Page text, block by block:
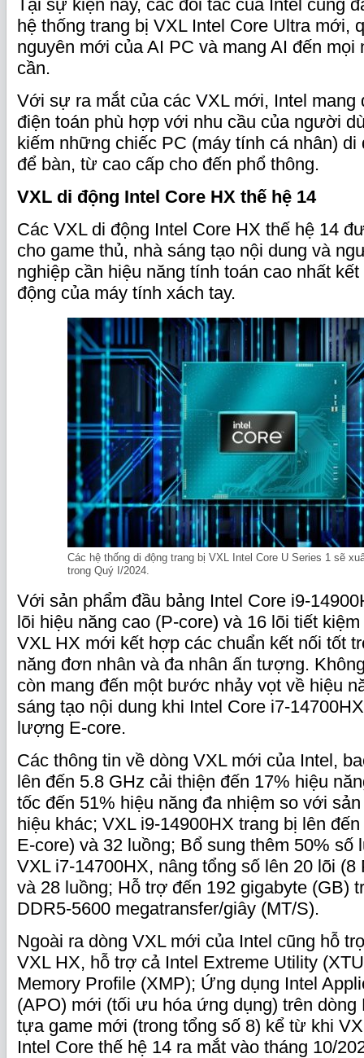
Tại sự kiện này, các đối tác của Intel cũng
hệ thống trang bị VXL Intel Core Ultra mới,
nguyên mới của AI PC và mang AI đến
cần.
Với sự ra mắt của các VXL mới, Intel mang
điện toán phù hợp với nhu cầu của người
kiếm những chiếc PC (máy tính cá nhân) di
để bàn, từ cao cấp cho đến phổ thông.
VXL di động Intel Core HX thế hệ 14
Các VXL di động Intel Core HX thế hệ 14
cho game thủ, nhà sáng tạo nội dung và
nghiệp cần hiệu năng tính toán cao nhất
động của máy tính xách tay.
Các hệ thống di động trang bị VXL Intel Core U Series 1 sẽ
trong Quý I/2024.
Với sản phẩm đầu bảng Intel Core i9-
lõi hiệu năng cao (P-core) và 16 lõi tiết
VXL HX mới kết hợp các chuẩn kết nối tốt
năng đơn nhân và đa nhân ấn tượng.
còn mang đến một bước nhảy vọt về hiệu
sáng tạo nội dung khi Intel Core i7-
lượng E-core.
Các thông tin về dòng VXL mới của Intel,
lên đến 5.8 GHz cải thiện đến 17% hiệu
tốc đến 51% hiệu năng đa nhiệm so với
hiệu khác; VXL i9-14900HX trang bị lên
E-core) và 32 luồng; Bổ sung thêm 50% số
VXL i7-14700HX, nâng tổng số lên 20 lõi (8
và 28 luồng; Hỗ trợ đến 192 gigabyte (GB)
DDR5-5600 megatransfer/giây (MT/S).
Ngoài ra dòng VXL mới của Intel cũng hỗ
VXL HX, hỗ trợ cả Intel Extreme Utility
Memory Profile (XMP); Ứng dụng Intel
(APO) mới (tối ưu hóa ứng dụng) trên dòng
tựa game mới (trong tổng số 8) kể từ khi
Intel Core thế hệ 14 ra mắt vào tháng 10/